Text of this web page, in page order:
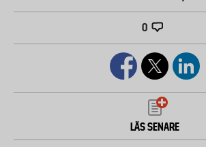
0
LÄS SENARE